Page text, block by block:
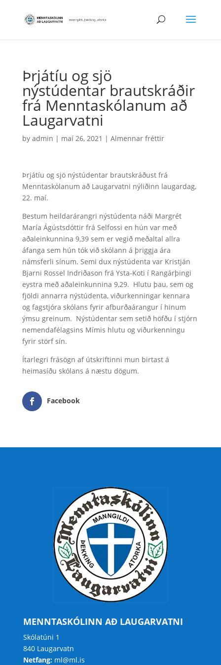
Þrjátíu og sjö
nýstúdentar brautskráðir
frá Menntaskólanum að
Laugarvatni
by admin | maí 26, 2021 | Almennar fréttir
Þrjátíu og sjö nýstúdentar brautskráðust frá
Menntaskólanum að Laugarvatni nýliðinn laugardag,
22. maí.
Bestum heildarárangri nýstúdenta náði Margrét
María Ágústsdóttir frá Selfossi en hún var með
aðaleinkunnina 9,39 sem er vegið meðaltal allra
áfanga sem hún tók við skólann á þriggja ára
námsferli sínum. Semi dux nýstúdenta var Kristján
Bjarni Rossel Indriðason frá Ysta-Koti í Rangárþingi
eystra með aðaleinkunnina 9,29. Hlutu þau, sem og
fjöldi annarra nýstúdenta, viðurkenningar kennara
og fagstjóra skólans fyrir afburðaárangur í hinum
ýmsu greinum. Nýstúdentar sem setið höfðu í stjórn
nemendafélagsins Mímis hlutu og viðurkenningu
fyrir störf sín.
Ítarlegri frásögn af útskriftinni mun birtast á
heimasíðu skólans á næstu dögum.
Facebook
MENNTASKÓLINN AÐ LAUGARVATNI
Skólatúni 1
840 Laugarvatn
Netfang:ml@ml.is